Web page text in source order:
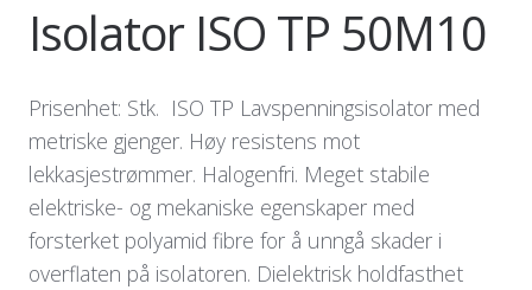
Isolator ISO TP 50M10
Prisenhet: Stk. ISO TP Lavspenningsisolator med
metriske gjenger. Høy resistens mot
lekkasjestrømmer. Halogenfri. Meget stabile
elektriske- og mekaniske egenskaper med
forsterket polyamid fibre for å unngå skader i
overflaten på isolatoren. Dielektrisk holdfasthet